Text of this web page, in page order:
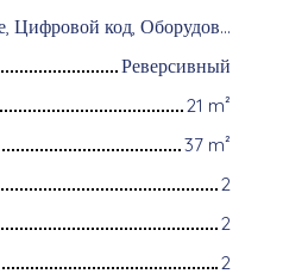
Доступ для инвалидов, Кондиционирование, Цифровой код, Оборудование для домашней автоматизации, Оптоволоконный интернет, Интерком, Хранение велосипедов, Моторизованные ворота, Бронированная дверь, Система охранной сигнализации, Видеофон
Реверсивный
21 m²
37 m²
2
2
2